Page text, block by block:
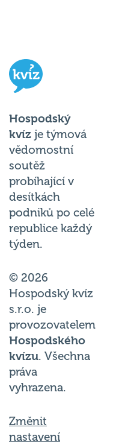
Hospodský
kvíz je týmová
vědomostní
soutěž
probíhající v
desítkách
podniků po celé
republice každý
týden.
© 2026
Hospodský kvíz
s.r.o. je
provozovatelem
Hospodského
kvízu. Všechna
práva
vyhrazena.
Změnit
nastavení